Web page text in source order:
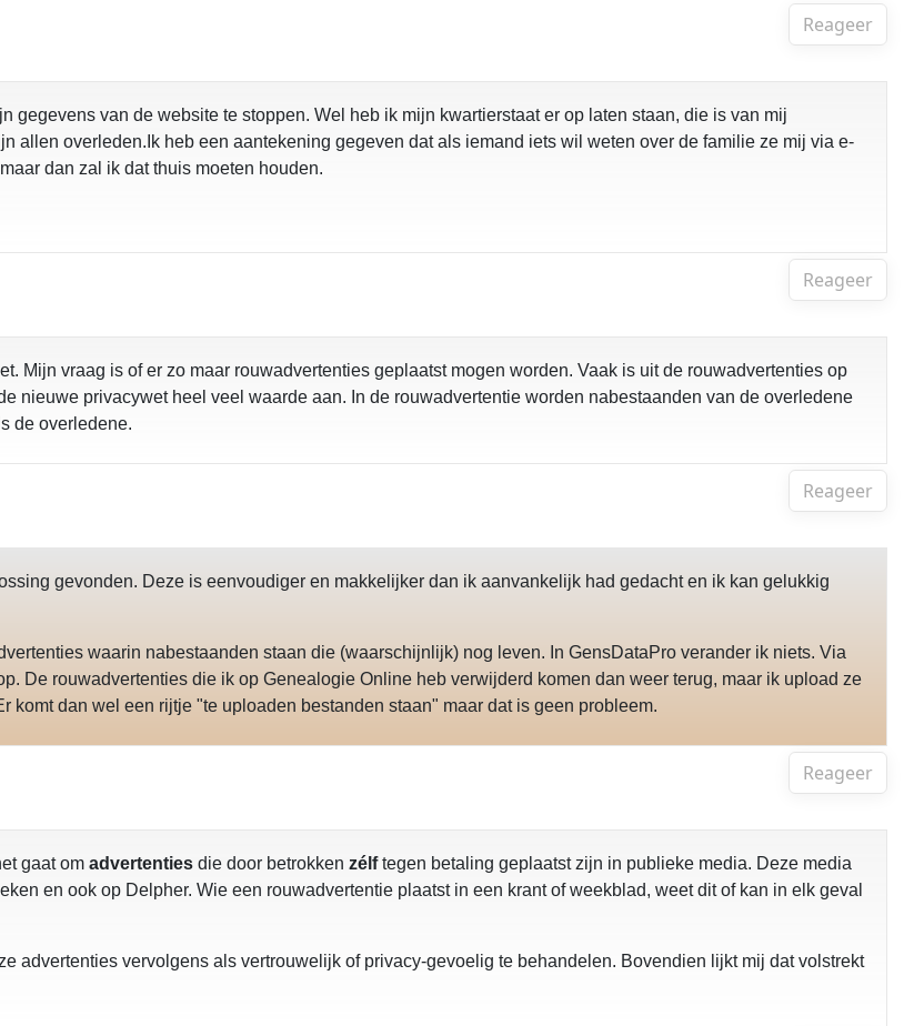
Reageer
gegevens van de website te stoppen. Wel heb ik mijn kwartierstaat er op laten staan, die is van mij
allen overleden.Ik heb een aantekening gegeven dat als iemand iets wil weten over de familie ze mij via e-
dan zal ik dat thuis moeten houden.
Reageer
Mijn vraag is of er zo maar rouwadvertenties geplaatst mogen worden. Vaak is uit de rouwadvertenties op
nieuwe privacywet heel veel waarde aan. In de rouwadvertentie worden nabestaanden van de overledene
de overledene.
Reageer
gevonden. Deze is eenvoudiger en makkelijker dan ik aanvankelijk had gedacht en ik kan gelukkig
waarin nabestaanden staan die (waarschijnlijk) nog leven. In GensDataPro verander ik niets. Via
De rouwadvertenties die ik op Genealogie Online heb verwijderd komen dan weer terug, maar ik upload ze
komt dan wel een rijtje "te uploaden bestanden staan" maar dat is geen probleem.
Reageer
gaat om advertenties die door betrokken zélftegen betaling geplaatst zijn in publieke media. Deze media
en ook op Delpher. Wie een rouwadvertentie plaatst in een krant of weekblad, weet dit of kan in elk geval
advertenties vervolgens als vertrouwelijk of privacy-gevoelig te behandelen. Bovendien lijkt mij dat volstrekt